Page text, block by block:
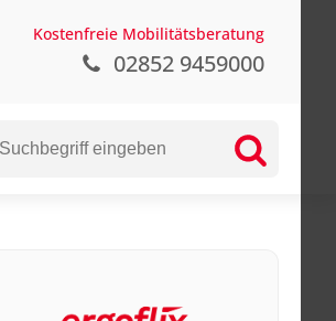
Kostenfreie Mobilitätsberatung
02852 9459000